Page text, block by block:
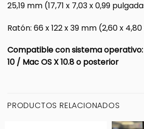
25,19 mm (17,71 x 7,03 x 0,99
Ratón: 66 x 122 x 39 mm (2,60 x
Compatible con sistema operativo:
10 / Mac OS X 10.8 o posterior
PRODUCTOS RELACIONADOS